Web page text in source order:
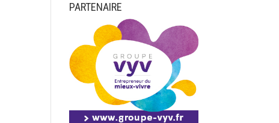
PARTENAIRE